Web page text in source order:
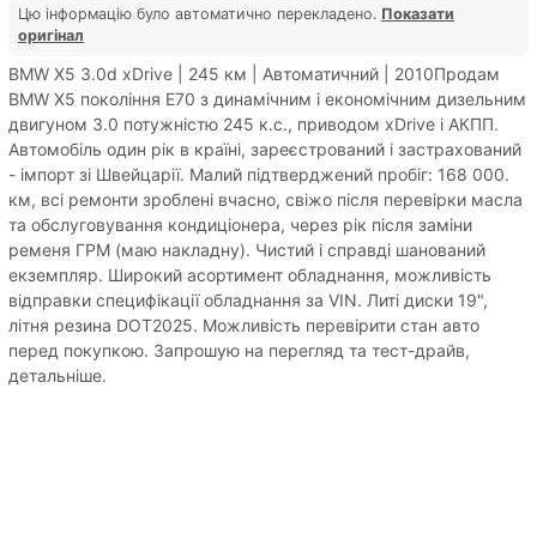
Цю інформацію було автоматично перекладено. Показати
оригінал
BMW X5 3.0d xDrive | 245 км | Автоматичний | 2010Продам
BMW X5 покоління E70 з динамічним і економічним дизельним
двигуном 3.0 потужністю 245 к.с., приводом xDrive і АКПП.
Автомобіль один рік в країні, зареєстрований і застрахований
- імпорт зі Швейцарії. Малий підтверджений пробіг: 168 000.
км, всі ремонти зроблені вчасно, свіжо після перевірки масла
та обслуговування кондиціонера, через рік після заміни
ременя ГРМ (маю накладну). Чистий і справді шанований
екземпляр. Широкий асортимент обладнання, можливість
відправки специфікації обладнання за VIN. Литі диски 19",
літня резина DOT2025. Можливість перевірити стан авто
перед покупкою. Запрошую на перегляд та тест-драйв,
детальніше.